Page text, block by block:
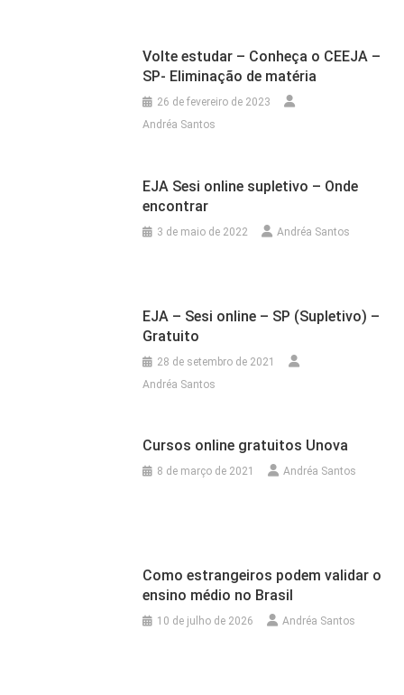
Volte estudar – Conheça o CEEJA –
SP- Eliminação de matéria
26 de fevereiro de 2023
Andréa Santos
EJA Sesi online supletivo – Onde
encontrar
3 de maio de 2022 Andréa Santos
EJA – Sesi online – SP (Supletivo) –
Gratuito
28 de setembro de 2021
Andréa Santos
Cursos online gratuitos Unova
8 de março de 2021 Andréa Santos
Como estrangeiros podem validar o
ensino médio no Brasil
10 de julho de 2026 Andréa Santos